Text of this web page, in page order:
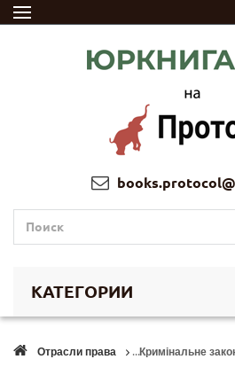
КАТЕГОРИИ
Отрасли права Кримінальне